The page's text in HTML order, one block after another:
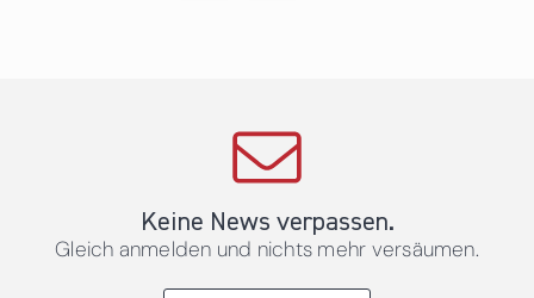
Keine News verpassen.
Gleich anmelden und nichts mehr versäumen.